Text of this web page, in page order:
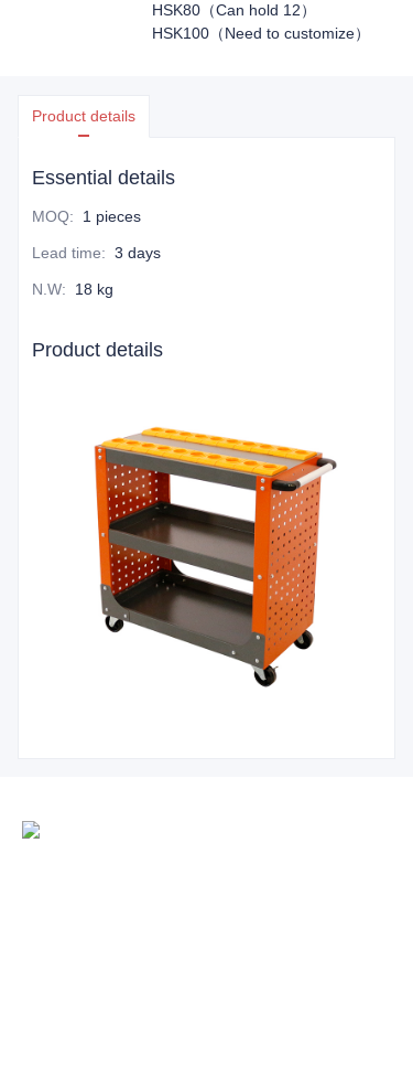
HSK80（Can hold 12）
HSK100（Need to customize）
Product details
Essential details
MOQ: 1 pieces
Lead time: 3 days
N.W: 18 kg
Product details